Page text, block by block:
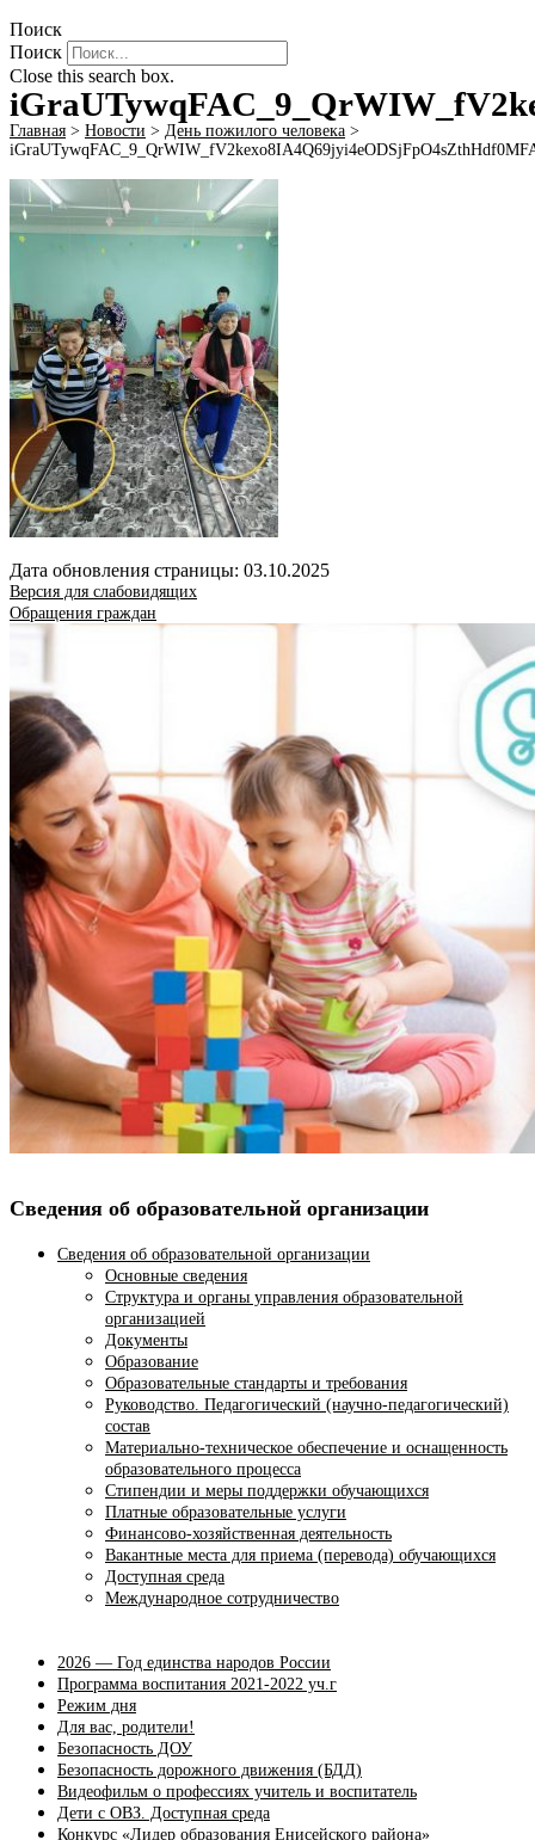
Поиск
Поиск
Close this search box.
Главная > Новости > День пожилого человека >
Дата обновления страницы: 03.10.2025
Версия для слабовидящих
Обращения граждан
Сведения об образовательной организации
Сведения об образовательной организации
Основные сведения
Структура и органы управления образовательной
организацией
Документы
Образование
Образовательные стандарты и требования
Руководство. Педагогический (научно-педагогический)
состав
Материально-техническое обеспечение и оснащенность
образовательного процесса
Стипендии и меры поддержки обучающихся
Платные образовательные услуги
Финансово-хозяйственная деятельность
Вакантные места для приема (перевода) обучающихся
Доступная среда
Международное сотрудничество
2026 — Год единства народов России
Программа воспитания 2021-2022 уч.г
Режим дня
Для вас, родители!
Безопасность ДОУ
Безопасность дорожного движения (БДД)
Видеофильм о профессиях учитель и воспитатель
Дети с ОВЗ. Доступная среда
Конкурс «Лидер образования Енисейского района»